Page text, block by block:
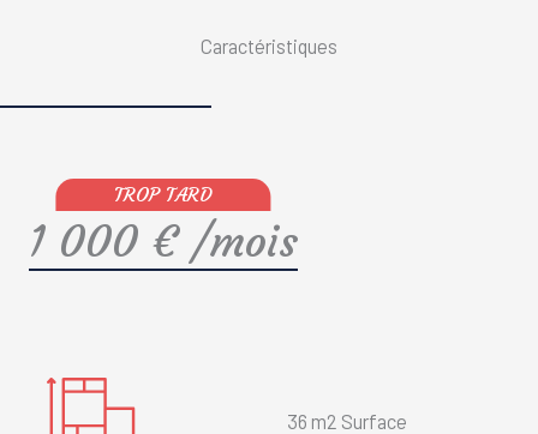
Caractéristiques
1 000 € /mois
36 m2 Surface